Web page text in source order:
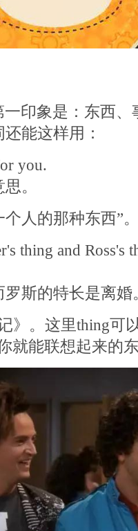
印象是：东西
能这样用：
you.
。
人的那种东西”
thing and Ross's
斯的特长是离婚
》。这里thing可
就能联想起来的